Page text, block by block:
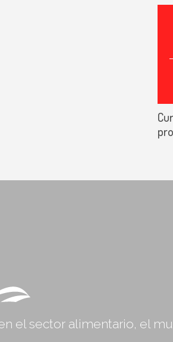
el sector alimentario, el